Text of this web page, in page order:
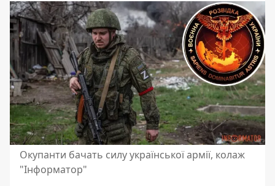
Окупанти бачать силу української армії, колаж
"Інформатор"